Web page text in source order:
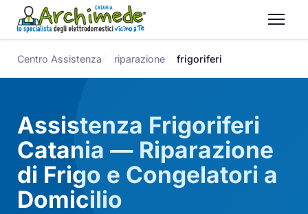
Centro Assistenza riparazione frigoriferi
Assistenza Frigoriferi
Catania — Riparazione
di Frigo e Congelatori a
Domicilio